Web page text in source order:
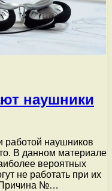
наушники
наушников
В данном материале
вероятных
не работать при их
Причина №…